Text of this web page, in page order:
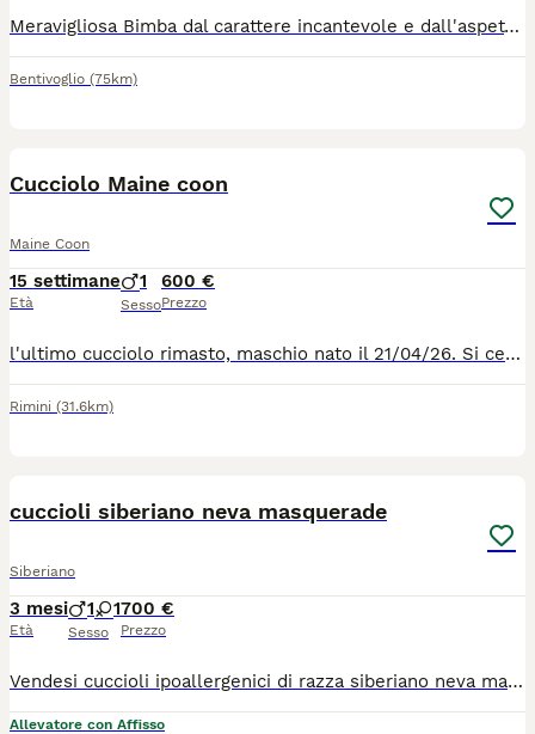
Meravigliosa Bimba dal carattere incantevole e dall'aspetto wild🍓🍓❤️abituata a cani e bambini cresciuta in ambiente domestico e famigliare. Allevamento Domus Oram Bologna
Bentivoglio (75km)
Cucciolo Maine coon
Maine Coon
15 settimane
Età
1
Sesso
600 €
Prezzo
l'ultimo cucciolo rimasto, maschio nato il 21/04/26. Si cede svezzato,sverminato e con due vaccini. Abituato alla lettiera e tiragraffi. Ottimo carattere, dolce ed affettuoso.
Rimini (31.6km)
cuccioli siberiano neva masquerade
Siberiano
3 mesi
Età
1 1
Sesso
700 €
Prezzo
Vendesi cuccioli ipoallergenici di razza siberiano neva masquerade. Completi di pedigree e vaccinazioni. Maggiori informazioni in privato o contattate il numero 3339493378
Allevatore con Affisso